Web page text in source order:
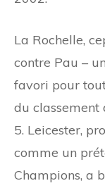
La Rochelle,
contre Pau –
favori pour
du classement
5. Leicester,
comme un
Champions, a